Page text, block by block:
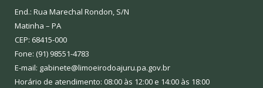
End.: Rua Marechal Rondon, S/N
Matinha – PA
CEP: 68415-000
Fone: (91) 98551-4783
E-mail: gabinete@limoeirodoajuru.pa.gov.br
Horário de atendimento: 08:00 às 12:00 e 14:00 às 18:00